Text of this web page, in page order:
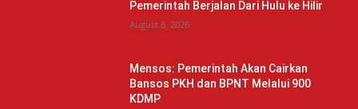
Pemerintah Berjalan Dari Hulu ke Hilir
August 8, 2026
Mensos: Pemerintah Akan Cairkan
Bansos PKH dan BPNT Melalui 900
KDMP